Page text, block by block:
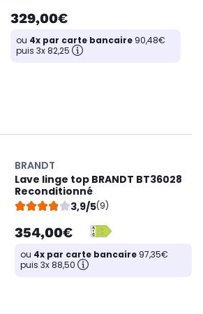
329,00€
ou 4x par carte bancaire 90,48€
puis 3x 82,25
BRANDT
Lave linge top BRANDT BT36028
Reconditionné
3,9/5(9)
354,00€
ou 4x par carte bancaire 97,35€
puis 3x 88,50